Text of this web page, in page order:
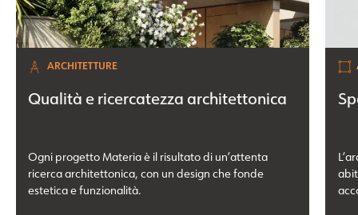
ARCHITETTURE
Qualità e ricercatezza architettonica
Ogni progetto Materia è il risultato di un’attenta
ricerca architettonica, con un design che fonde
estetica e funzionalità.